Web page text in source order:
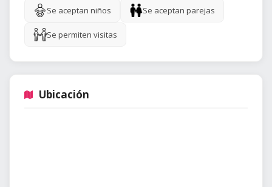
Se aceptan niños Se aceptan parejas
Se permiten visitas
Ubicación